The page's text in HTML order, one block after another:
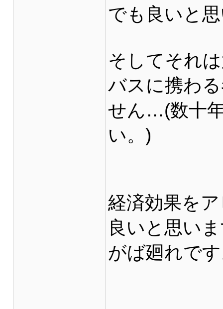
でも良いと
そしてそれ
バスに携わ
せん…(数十
い。)
経済効果を
良いと思い
がば廻れで